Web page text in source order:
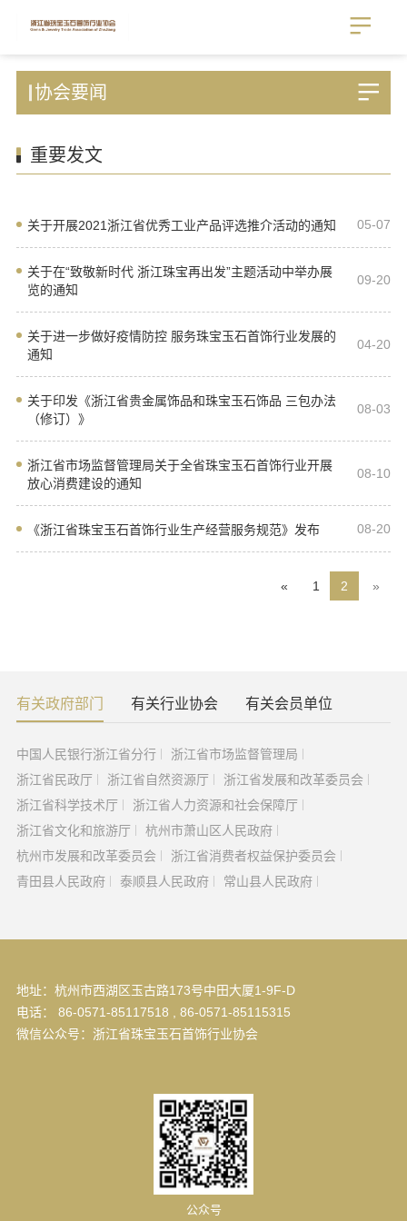
协会要闻
重要发文
关于开展2021浙江省优秀工业产品评选推介活动的通知 05-07
关于在“致敬新时代 浙江珠宝再出发”主题活动中举办展
览的通知
09-20
关于进一步做好疫情防控 服务珠宝玉石首饰行业发展的
通知
04-20
关于印发《浙江省贵金属饰品和珠宝玉石饰品 三包办法
（修订）》
08-03
浙江省市场监督管理局关于全省珠宝玉石首饰行业开展
放心消费建设的通知
08-10
《浙江省珠宝玉石首饰行业生产经营服务规范》发布 08-20
« 1 2 »
有关政府部门 有关行业协会 有关会员单位
中国人民银行浙江省分行
浙江省市场监督管理局
浙江省民政厅
浙江省自然资源厅
浙江省发展和改革委员会
浙江省科学技术厅
浙江省人力资源和社会保障厅
浙江省文化和旅游厅
杭州市萧山区人民政府
杭州市发展和改革委员会
浙江省消费者权益保护委员会
青田县人民政府
泰顺县人民政府 常山县人民政府
地址：杭州市西湖区玉古路173号中田大厦1-9F-D
电话： 86-0571-85117518 , 86-0571-85115315
微信公众号：浙江省珠宝玉石首饰行业协会
公众号